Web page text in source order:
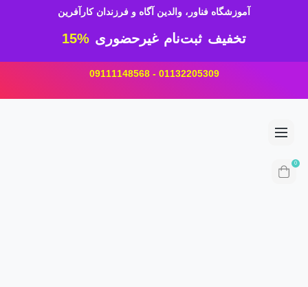
آموزشگاه فناور، والدین آگاه و فرزندان کارآفرین
تخفیف ثبت‌نام غیرحضوری 15%
01132205309 - 09111148568
0